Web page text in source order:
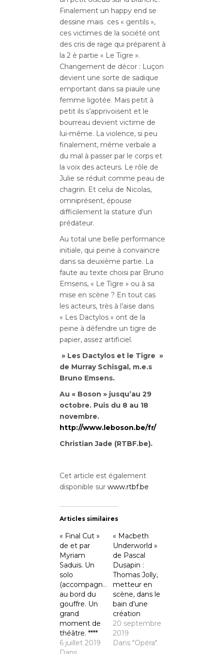
Finalement un happy end se
dessine mais ces « gentils »,
ces victimes de la société ont
des cris de rage qui préparent à
la 2 è partie « Le Tigre ».
Changement de décor : Luçon
devient une sorte de sadique
emportant dans sa piaule une
femme ligotée. Mais petit à
petit ils s’apprivoisent et le
bourreau devient victime de
lui-même. La violence, si peu
finalement, même verbale a
du mal à passer par le corps et
la voix des acteurs. Le rôle de
Julie se réduit comme peau de
chagrin. Et celui de Nicolas,
omniprésent, épouse
difficilement la stature d’un
prédateur.
Au total une belle performance
initiale, qui peine à convaincre
dans sa deuxième partie. La
faute au texte choisi par Bruno
Emsens, « Le Tigre » ou à sa
mise en scène ? En tout cas
les acteurs, très à l’aise dans
« Les Dactylos » ont de la
peine à défendre un tigre de
papier, assez artificiel.
» Les Dactylos et le Tigre »
de Murray Schisgal, m.e.s
Bruno Emsens.
Au « Boson » jusqu’au 29
octobre. Puis du 8 au 18
novembre.
http://www.leboson.be/fr/
Christian Jade (RTBF.be).
Cet article est également
disponible sur www.rtbf.be
Articles similaires
« Final Cut »
de et par
Myriam
Saduis. Un
solo
(accompagné)
au bord du
gouffre. Un
grand
moment de
théâtre. ****
6 juillet 2019
« Macbeth
Underworld »
de Pascal
Dusapin :
Thomas Jolly,
metteur en
scène, dans le
bain d’une
création
20 septembre
2019
Dans "Opéra"